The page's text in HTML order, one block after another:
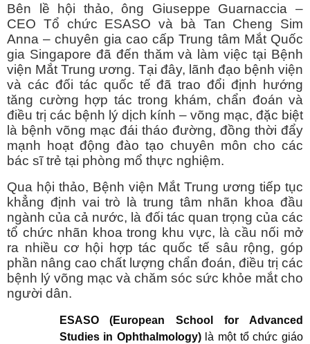
Bên lề hội thảo, ông Giuseppe Guarnaccia –
CEO Tổ chức ESASO và bà Tan Cheng Sim
Anna – chuyên gia cao cấp Trung tâm Mắt Quốc
gia Singapore đã đến thăm và làm việc tại Bệnh
viện Mắt Trung ương. Tại đây, lãnh đạo bệnh viện
và các đối tác quốc tế đã trao đổi định hướng
tăng cường hợp tác trong khám, chẩn đoán và
điều trị các bệnh lý dịch kính – võng mạc, đặc biệt
là bệnh võng mạc đái tháo đường, đồng thời đẩy
mạnh hoạt động đào tạo chuyên môn cho các
bác sĩ trẻ tại phòng mổ thực nghiệm.
Qua hội thảo, Bệnh viện Mắt Trung ương tiếp tục
khẳng định vai trò là trung tâm nhãn khoa đầu
ngành của cả nước, là đối tác quan trọng của các
tổ chức nhãn khoa trong khu vực, là cầu nối mở
ra nhiều cơ hội hợp tác quốc tế sâu rộng, góp
phần nâng cao chất lượng chẩn đoán, điều trị các
bệnh lý võng mạc và chăm sóc sức khỏe mắt cho
người dân.
ESASO (European School for Advanced
Studies in Ophthalmology)là một tổ chức giáo